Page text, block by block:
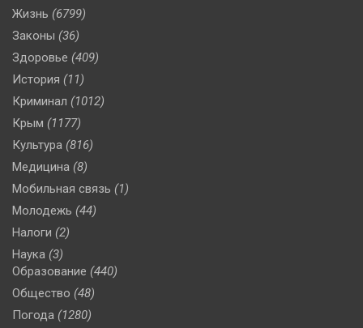
Жизнь (6799)
Законы (36)
Здоровье (409)
История (11)
Криминал (1012)
Крым (1177)
Культура (816)
Медицина (8)
Мобильная связь (1)
Молодежь (44)
Налоги (2)
Наука (3)
Образование (440)
Общество (48)
Погода (1280)